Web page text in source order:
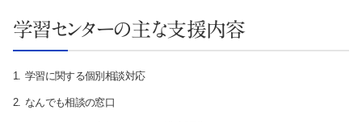
学習センターの主な支援内容
学習に関する個別相談対応
なんでも相談の窓口